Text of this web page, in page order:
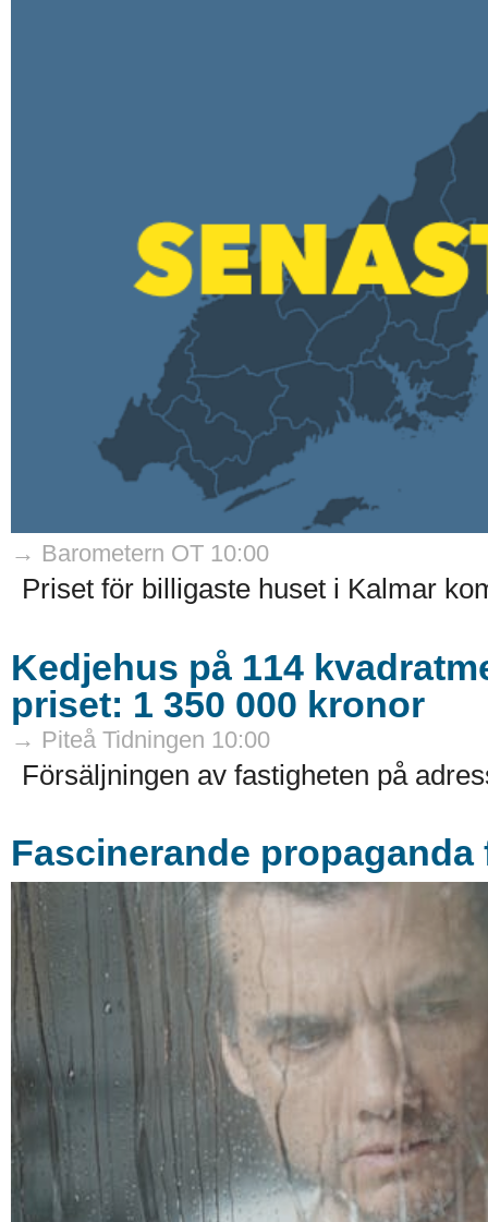
→ Barometern OT 10:00
Priset för billigaste huset i Kalmar
Kedjehus på 114
priset: 1 350 000 kronor
→ Piteå Tidningen 10:00
Försäljningen av fastigheten på
Fascinerande